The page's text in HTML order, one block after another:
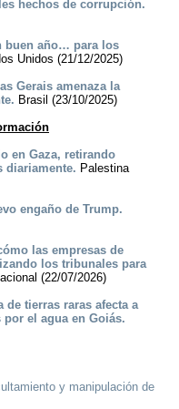
hechos de corrupción.
buen año… para los
Unidos (21/12/2025)
Gerais amenaza la
Brasil (23/10/2025)
en Gaza, retirando
diariamente. Palestina
engaño de Trump.
las empresas de
los tribunales para
(22/07/2026)
de tierras raras afecta a
el agua en Goiás.
y manipulación de